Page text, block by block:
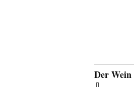
Der Wein